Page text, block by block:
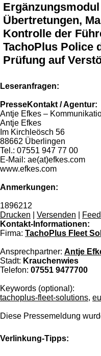
Übertretungen,
Kontrolle der
TachoPlus Police
Prüfung auf
Leseranfragen:
PresseKontakt / Agentur:
Antje Efkes –
Antje Efkes
Im Kirchleösch 56
88662 Überlingen
Tel.: 07551 947 77 00
E-Mail: ae(at)efkes.com
www.efkes.com
Anmerkungen:
1896212
Drucken
Versenden
Kontakt-Informationen:
Firma: TachoPlus Fleet
Ansprechpartner: Antje
Stadt: Krauchenwies
Telefon: 07551 9477700
Keywords (optional):
tachoplus-fleet-solutions,
Diese Pressemeldung
Verlinkung-Tipps: